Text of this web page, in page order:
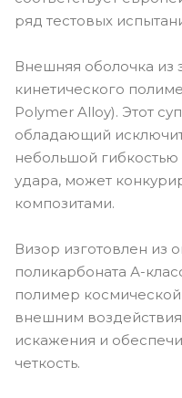
ряд тестовых
Внешняя оболочка из
кинетического
Polymer Alloy). Этот
обладающий
небольшой
удара, может
композитами.
Визор изготовлен из
поликарбоната А-
полимер
внешним
искажения и
четкость.